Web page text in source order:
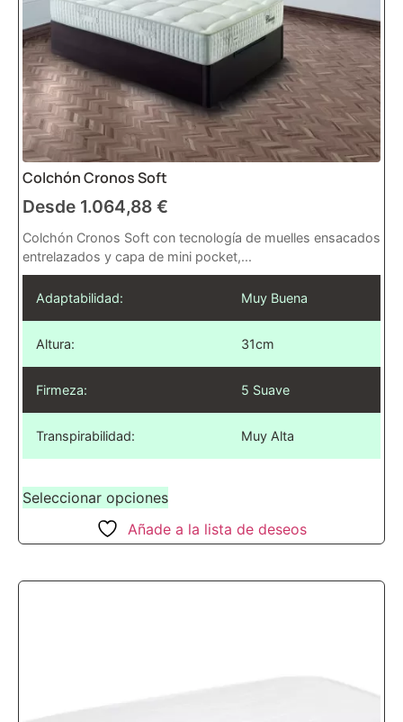
Colchón Cronos Soft
Desde 1.064,88 €
Colchón Cronos Soft con tecnología de muelles ensacados
entrelazados y capa de mini pocket,...
Adaptabilidad: Muy Buena
Altura: 31cm
Firmeza: 5 Suave
Transpirabilidad: Muy Alta
Seleccionar opciones
Añade a la lista de deseos